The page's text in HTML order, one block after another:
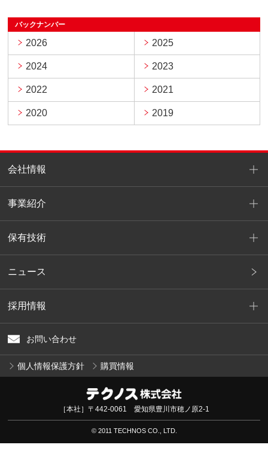
バックナンバー
2026 2025
2024 2023
2022 2021
2020 2019
会社情報
事業紹介
保有技術
ニュース
採用情報
お問い合わせ
個人情報保護方針 購買情報
［本社］〒442-0061 愛知県豊川市穂ノ原2-1
© 2011 TECHNOS CO., LTD.